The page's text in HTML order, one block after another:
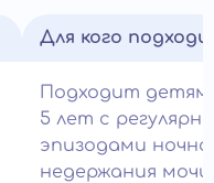
Для кого
Подходит
5 лет с
эпизодами
недержания мочи.